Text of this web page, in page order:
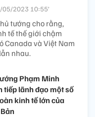
05/2023 10:55’
tướng cho rằng,
tế thế giới chậm
Canada và Việt Nam
nhau.
Phạm Minh
tiếp lãnh đạo một số
kinh tế lớn của